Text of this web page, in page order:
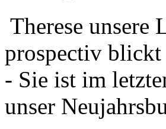
Therese unsere
prospectiv blickt
- Sie ist im
unser